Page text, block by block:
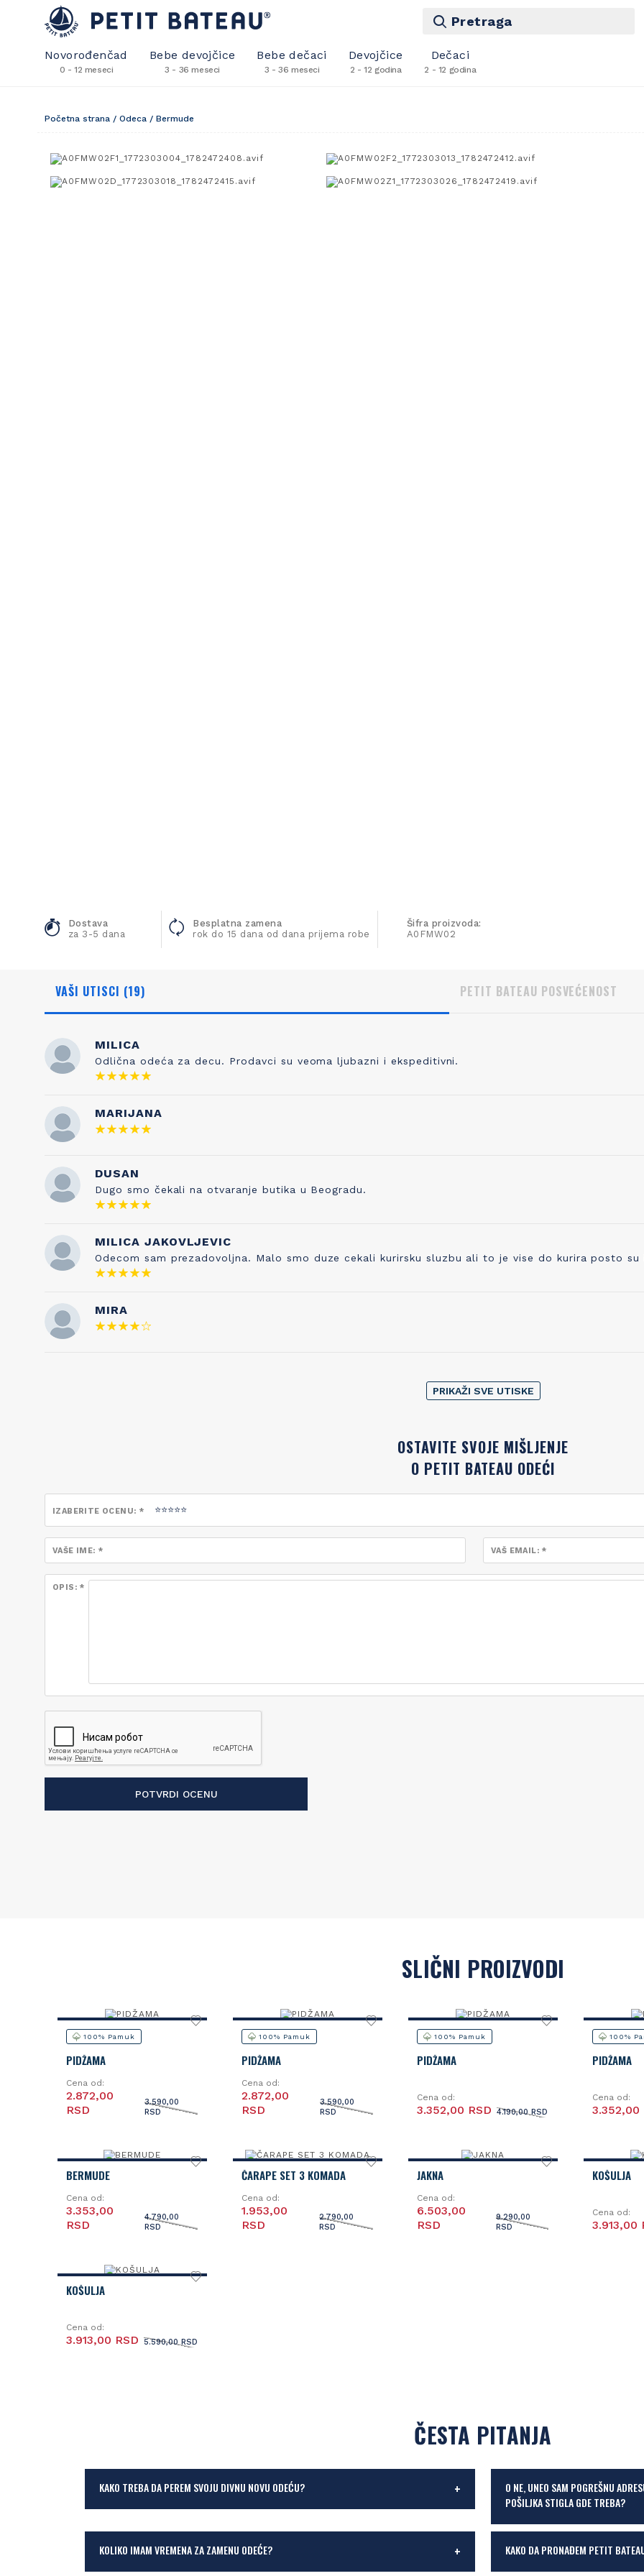
Pretraga
Novorođenčad
0 - 12 meseci
Bebe devojčice
3 - 36 meseci
Bebe dečaci
3 - 36 meseci
Devojčice
2 - 12 godina
Dečaci
2 - 12 godina
Početna strana / Odeca / Bermude
Dostava
za 3-5 dana
Besplatna zamena
rok do 15 dana od dana prijema robe
Šifra proizvoda:
A0FMW02
VAŠI UTISCI (19)
MILICA
Odlična odeća za decu. Prodavci su veoma ljubazni i ekspeditivni.
MARIJANA
DUSAN
Dugo smo čekali na otvaranje butika u Beogradu.
MILICA JAKOVLJEVIC
Odecom sam prezadovoljna. Malo smo duze cekali kurirsku sluzbu ali to je vise do kurira posto
MIRA
PRIKAŽI SVE UTISKE
OSTAVITE SVOJE MIŠLJENJE
O PETIT BATEAU ODEĆI
IZABERITE OCENU: *
VAŠE IME: * VAŠ EMAIL: *
OPIS: *
POTVRDI OCENU
PETIT BATEAU POSVEĆENOST
Otkud ime Petit Bateau? To nema nikakve
veze sa čarapama, prvobitnim poslom
1893. Sve je počelo od njegovog sina
Etiennea, koji je izumeo gaće 1918. godine, a
inspirisan je francuskom vrtićkom
je njegova supruga pevala njihovoj deci. I
tako su brend i ova pesmica postale
neraskidivo povezane!
kvaliteta sve do kraja proizvodne linije. Zato
SLIČNI PROIZVODI
100% Pamuk
PIDŽAMA
Cena od:
3.590,00
RSD
2.872,00
RSD
100% Pamuk
PIDŽAMA
Cena od:
3.590,00
RSD
2.872,00
RSD
100% Pamuk
PIDŽAMA
Cena od:
4.190,00 RSD
3.352,00 RSD
100%
PIDŽAMA
Cena od:
3.352,00
BERMUDE
Cena od:
4.790,00
RSD
3.353,00
RSD
ČARAPE SET 3 KOMADA
Cena od:
2.790,00
RSD
1.953,00
RSD
JAKNA
Cena od:
9.290,00
RSD
6.503,00
RSD
KOŠULJA
Cena od:
3.913,00
KOŠULJA
Cena od:
5.590,00 RSD
3.913,00 RSD
ČESTA PITANJA
KAKO TREBA DA PEREM SVOJU DIVNU NOVU ODEĆU?
O NE, UNEO SAM POGREŠNU
POŠILJKA STIGLA GDE TREBA?
KOLIKO IMAM VREMENA ZA ZAMENU ODEĆE? KAKO DA PRONAĐEM PETIT